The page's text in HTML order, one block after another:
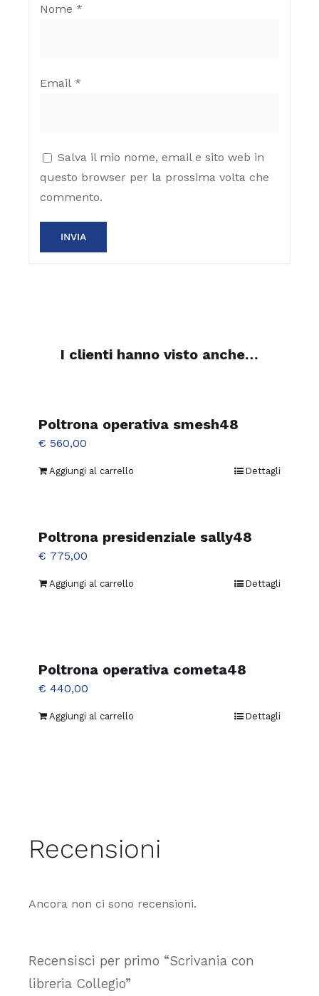
Nome *
Email *
Salva il mio nome, email e sito web in
questo browser per la prossima volta che
commento.
I clienti hanno visto anche…
Poltrona operativa smesh48
€ 560,00
Aggiungi al carrello Dettagli
Poltrona presidenziale sally48
€ 775,00
Aggiungi al carrello Dettagli
Poltrona operativa cometa48
€ 440,00
Aggiungi al carrello Dettagli
Recensioni
Ancora non ci sono recensioni.
Recensisci per primo “Scrivania con
libreria Collegio”